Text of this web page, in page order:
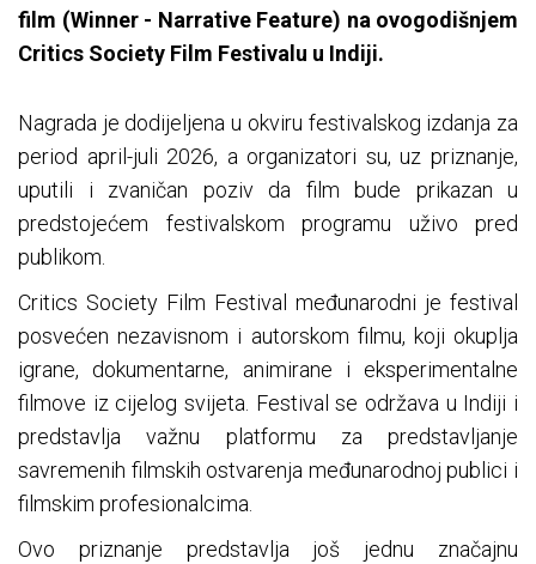
film (Winner - Narrative Feature) na ovogodišnjem
Critics Society Film Festivalu u Indiji.
Nagrada je dodijeljena u okviru festivalskog izdanja za
period april-juli 2026, a organizatori su, uz priznanje,
uputili i zvaničan poziv da film bude prikazan u
predstojećem festivalskom programu uživo pred
publikom.
Critics Society Film Festival međunarodni je festival
posvećen nezavisnom i autorskom filmu, koji okuplja
igrane, dokumentarne, animirane i eksperimentalne
filmove iz cijelog svijeta. Festival se održava u Indiji i
predstavlja važnu platformu za predstavljanje
savremenih filmskih ostvarenja međunarodnoj publici i
filmskim profesionalcima.
Ovo priznanje predstavlja još jednu značajnu